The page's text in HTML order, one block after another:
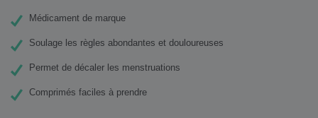
Médicament de marque
Soulage les règles abondantes et douloureuses
Permet de décaler les menstruations
Comprimés faciles à prendre